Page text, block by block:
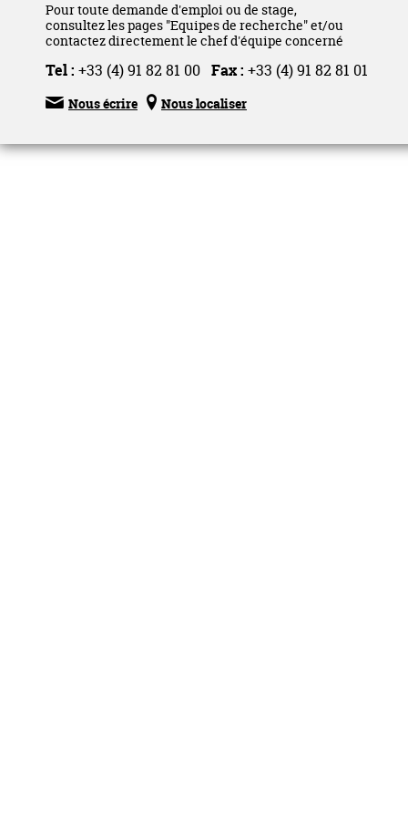
Pour toute demande d'emploi ou de stage,
consultez les pages "Equipes de recherche" et/ou
contactez directement le chef d'équipe concerné
Tel : +33 (4) 91 82 81 00 Fax : +33 (4) 91 82 81 01
 Nous écrire  Nous localiser